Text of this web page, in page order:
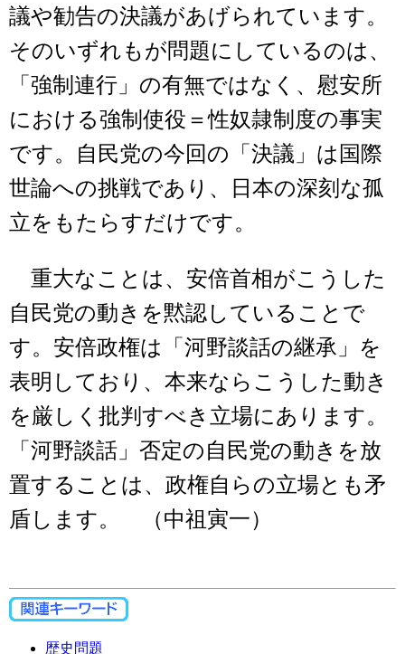
議や勧告の決議があげられています。
そのいずれもが問題にしているのは、
「強制連行」の有無ではなく、慰安所
における強制使役＝性奴隷制度の事実
です。自民党の今回の「決議」は国際
世論への挑戦であり、日本の深刻な孤
立をもたらすだけです。
重大なことは、安倍首相がこうした
自民党の動きを黙認していることで
す。安倍政権は「河野談話の継承」を
表明しており、本来ならこうした動き
を厳しく批判すべき立場にあります。
「河野談話」否定の自民党の動きを放
置することは、政権自らの立場とも矛
盾します。 （中祖寅一）
歴史問題